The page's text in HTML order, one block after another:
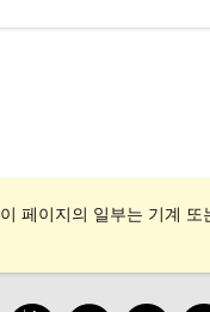
이 페이지의 일부는 기계